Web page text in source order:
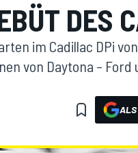
DES
im Cadillac DPi
von Daytona –
ALS